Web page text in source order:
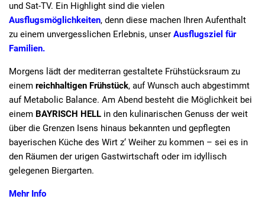
und Sat-TV. Ein Highlight sind die vielen
Ausflugsmöglichkeiten, denn diese machen Ihren Aufenthalt
zu einem unvergesslichen Erlebnis, unser Ausflugsziel für
Familien.
Morgens lädt der mediterran gestaltete Frühstücksraum zu
einem reichhaltigen Frühstück, auf Wunsch auch abgestimmt
auf Metabolic Balance. Am Abend besteht die Möglichkeit bei
einem BAYRISCH HELL in den kulinarischen Genuss der weit
über die Grenzen Isens hinaus bekannten und gepflegten
bayerischen Küche des Wirt z‘ Weiher zu kommen – sei es in
den Räumen der urigen Gastwirtschaft oder im idyllisch
gelegenen Biergarten.
Mehr Info